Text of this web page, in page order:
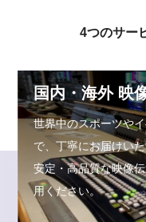
4つのサー
国内・海外 映
世界中のスポーツや
で、丁寧にお届けい
安定・高品質な映像
用ください。